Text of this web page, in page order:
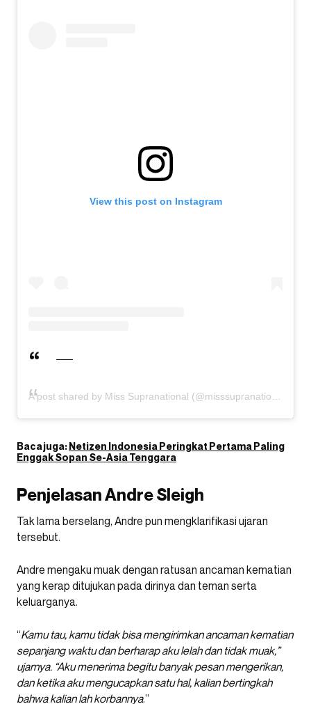
View this post on Instagram
A post shared by Miss Supranational (@misssupranational)
Baca juga:Netizen Indonesia Peringkat Pertama Paling
Enggak Sopan Se-Asia Tenggara
Penjelasan Andre Sleigh
Tak lama berselang, Andre pun mengklarifikasi ujaran
tersebut.
Andre mengaku muak dengan ratusan ancaman kematian
yang kerap ditujukan pada dirinya dan teman serta
keluarganya.
“Kamu tau, kamu tidak bisa mengirimkan ancaman kematian
sepanjang waktu dan berharap aku lelah dan tidak muak,”
ujarnya. “Aku menerima begitu banyak pesan mengerikan,
dan ketika aku mengucapkan satu hal, kalian bertingkah
bahwa kalian lah korbannya.”